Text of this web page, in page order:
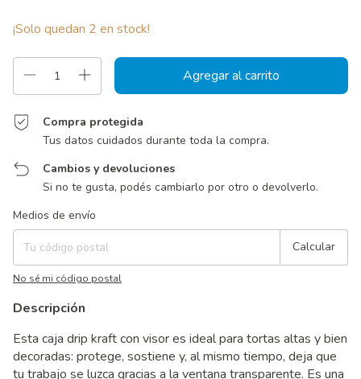
¡Solo quedan 2 en stock!
Compra protegida
Tus datos cuidados durante toda la compra.
Cambios y devoluciones
Si no te gusta, podés cambiarlo por otro o devolverlo.
Entregas para el CP:
Medios de envío
Calcular
No sé mi código postal
Descripción
Esta caja drip kraft con visor es ideal para tortas altas y bien
decoradas: protege, sostiene y, al mismo tiempo, deja que
tu trabajo se luzca gracias a la ventana transparente. Es una